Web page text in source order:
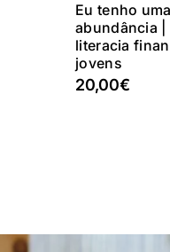
Eu tenho
abundância |
literacia
jovens
20,00€